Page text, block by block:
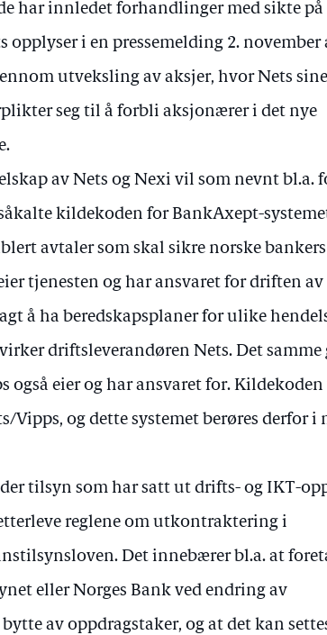
har innledet forhandlinger med sikte på
opplyser i en pressemelding 2. november
utveksling av aksjer, hvor Nets sine
seg til å forbli aksjonærer i det nye
av Nets og Nexi vil som nevnt bl.a.
kildekoden for BankAxept-
avtaler som skal sikre norske
tjenesten og har ansvaret for driften av
å ha beredskapsplaner for ulike
driftsleverandøren Nets. Det samme
også eier og har ansvaret for.
Vipps, og dette systemet berøres derfor i
tilsyn som har satt ut drifts- og IKT-
reglene om utkontraktering i
Det innebærer bl.a. at
eller Norges Bank ved endring av
av oppdragstaker, og at det kan